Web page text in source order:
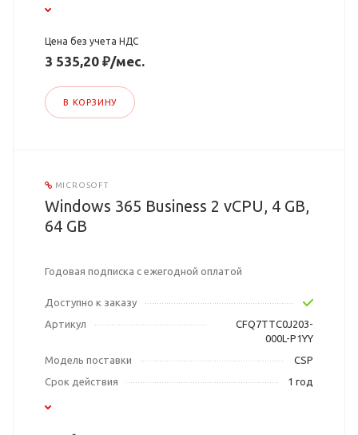
Цена без учета НДС
3 535,20 ₽/мес.
В КОРЗИНУ
MICROSOFT
Windows 365 Business 2 vCPU, 4 GB,
64 GB
Годовая подписка с ежегодной оплатой
Доступно к заказу
Артикул
CFQ7TTC0J203-
000L-P1YY
Модель поставки
CSP
Срок действия
1 год